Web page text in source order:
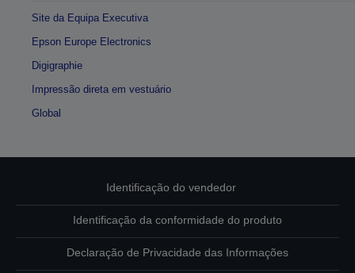
Site da Equipa Executiva
Epson Europe Electronics
Digigraphie
Impressão direta em vestuário
Global
Identificação do vendedor
Identificação da conformidade do produto
Declaração de Privacidade das Informações